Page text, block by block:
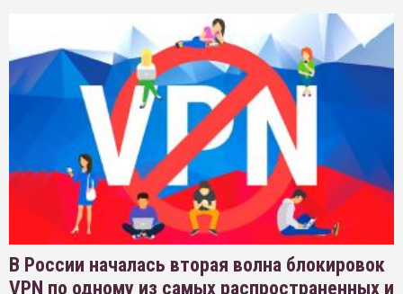
В России началась вторая волна блокировок
VPN по одному из самых распространенных и